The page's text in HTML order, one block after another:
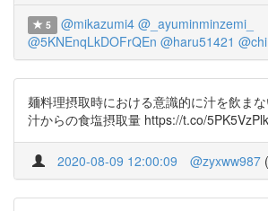
5 @mikazumi4 @_ayuminminzemi_
@5KNEnqLkDOFrQEn @haru51421
麺料理摂取時における意識的に汁を飲ま
汁からの食塩摂取量 https://t.co/
2020-08-09 12:00:09 @zyxww987 (